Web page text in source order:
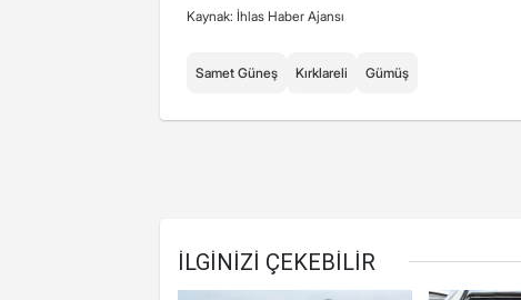
Kaynak: İhlas Haber Ajansı
Samet Güneş Kırklareli Gümüş